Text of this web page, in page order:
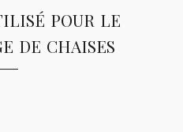
pour le
de chaises